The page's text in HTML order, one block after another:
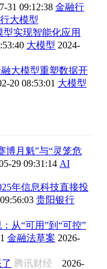
31 09:12:38 金融行
大模型
实现智能化应用
大模型 2024-
大模型重塑数据开
20 08:53:01 大模型
博月魁”与“灵笼危
29 09:31:14 AI
年信息科技直接投
贵阳银行
从“可用”到“可控”
金融法草案 2026-
腾讯财经 2026-